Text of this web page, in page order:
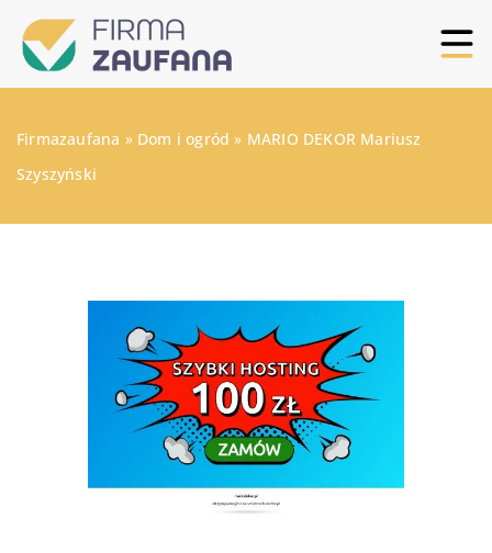
Firmazaufana » Dom i ogród » MARIO DEKOR Mariusz
Szyszyński